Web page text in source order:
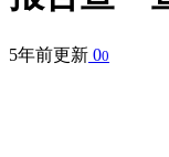
5年前更新 00